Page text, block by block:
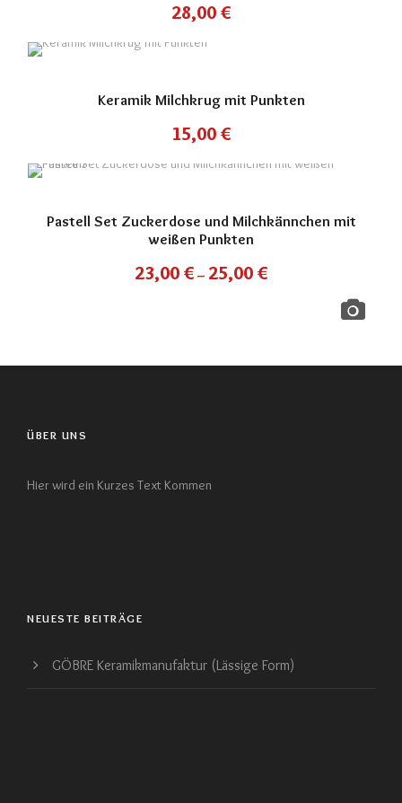
28,00 €
Keramik Milchkrug mit Punkten
15,00 €
Pastell Set Zuckerdose und Milchkännchen mit
weißen Punkten
23,00 € – 25,00 €
ÜBER UNS
Hier wird ein Kurzes Text Kommen
NEUESTE BEITRÄGE
GÖBRE Keramikmanufaktur (Lässige Form)